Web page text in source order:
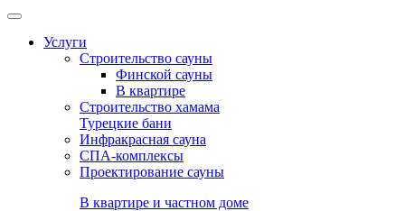
Услуги
Строительство сауны
Финской сауны
В квартире
Строительство хамама
Турецкие бани
Инфракрасная сауна
СПА-комплексы
Проектирование сауны
В квартире и частном доме